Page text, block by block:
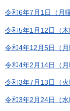
令和6年7月1日（月
令和5年1月12日（木
令和4年12月5日（月
令和4年2月14日（月
令和3年7月13日（火
令和3年2月24日（水